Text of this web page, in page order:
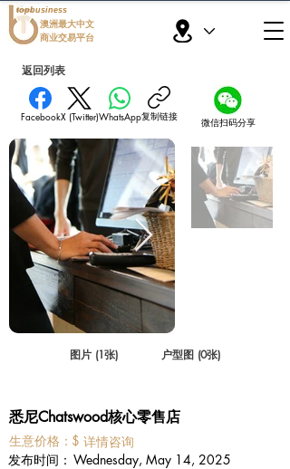
topbusiness
澳洲最大中文
商业交易平台
返回列表
微信扫码分享
FacebookX (Twitter)WhatsApp复制链接
图片 (1张) 户型图 (0张)
悉尼Chatswood核心零售店
$
​生意价格：
详情咨询
​发布时间： Wednesday, May 14, 2025